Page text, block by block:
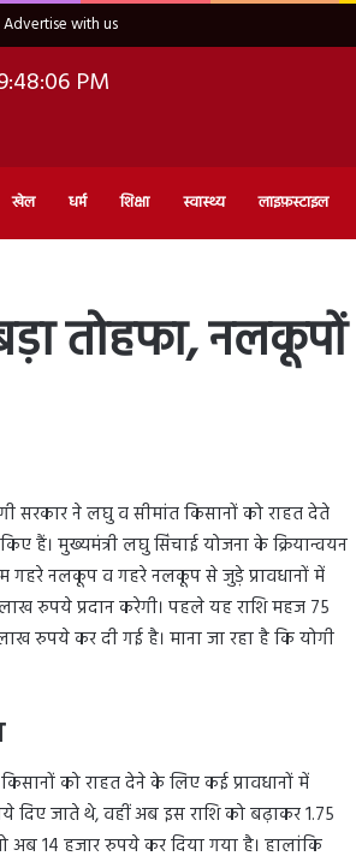
Advertise with us
PM
खेल धर्म शिक्षा स्वास्थ्य लाइफ़स्टाइल
तोहफा,
सरकार ने लघु व सीमांत किसानों को राहत देते
हैं। मुख्यमंत्री लघु सिंचाई योजना के क्रियान्वयन
गहरे नलकूप व गहरे नलकूप से जुड़े प्रावधानों में
रुपये प्रदान करेगी। पहले यह राशि महज 75
रुपये कर दी गई है। माना जा रहा है कि योगी
को राहत देने के लिए कई प्रावधानों में
जाते थे, वहीं अब इस राशि को बढ़ाकर 1.75
14 हजार रुपये कर दिया गया है। हालांकि